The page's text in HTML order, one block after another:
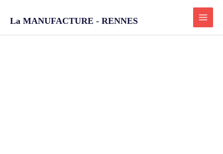
La MANUFACTURE - RENNES